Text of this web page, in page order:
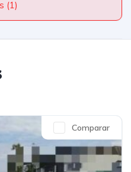
Filtros (1)
Comparar